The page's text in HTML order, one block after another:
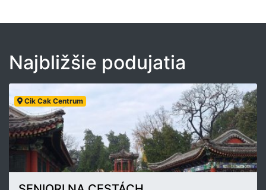
Najbližšie podujatia
Cik Cak Centrum